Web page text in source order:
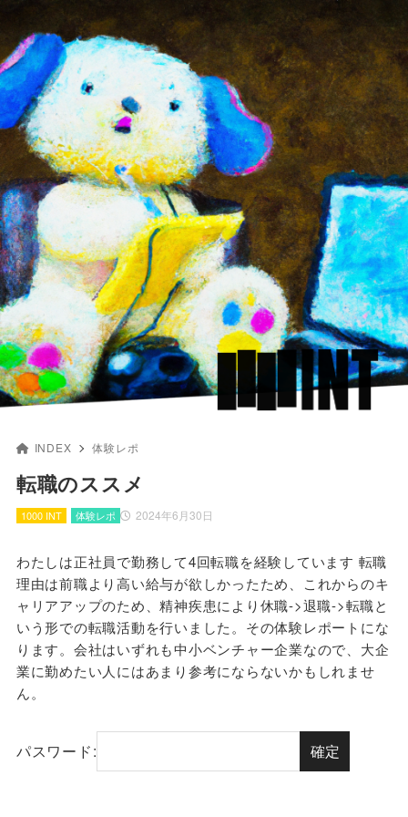
INDEX 体験レポ
転職のススメ
1000 INT 2024年6月30日
体験レポ
わたしは正社員で勤務して4回転職を経験しています 転職
理由は前職より高い給与が欲しかったため、これからのキ
ャリアアップのため、精神疾患により休職->退職->転職と
いう形での転職活動を行いました。その体験レポートにな
ります。会社はいずれも中小ベンチャー企業なので、大企
業に勤めたい人にはあまり参考にならないかもしれませ
ん。
パスワード: